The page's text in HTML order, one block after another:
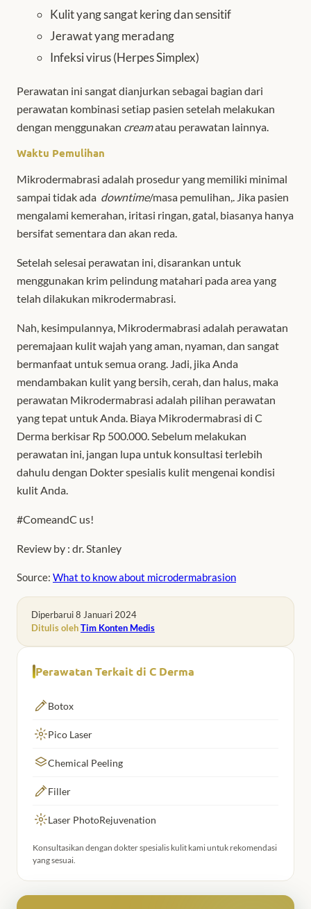
Kulit yang sangat kering dan sensitif
Jerawat yang meradang
Infeksi virus (Herpes Simplex)
Perawatan ini sangat dianjurkan sebagai bagian dari
perawatan kombinasi setiap pasien setelah melakukan
dengan menggunakan creamatau perawatan lainnya.
Waktu Pemulihan
Mikrodermabrasi adalah prosedur yang memiliki minimal
sampai tidak ada downtime/masa pemulihan,. Jika pasien
mengalami kemerahan, iritasi ringan, gatal, biasanya hanya
bersifat sementara dan akan reda.
Setelah selesai perawatan ini, disarankan untuk
menggunakan krim pelindung matahari pada area yang
telah dilakukan mikrodermabrasi.
Nah, kesimpulannya, Mikrodermabrasi adalah perawatan
peremajaan kulit wajah yang aman, nyaman, dan sangat
bermanfaat untuk semua orang. Jadi, jika Anda
mendambakan kulit yang bersih, cerah, dan halus, maka
perawatan Mikrodermabrasi adalah pilihan perawatan
yang tepat untuk Anda. Biaya Mikrodermabrasi di C
Derma berkisar Rp 500.000. Sebelum melakukan
perawatan ini, jangan lupa untuk konsultasi terlebih
dahulu dengan Dokter spesialis kulit mengenai kondisi
kulit Anda.
#ComeandC us!
Review by : dr. Stanley
Source: What to know about microdermabrasion
Diperbarui 8 Januari 2024
Ditulis olehTim Konten Medis
Perawatan Terkait di C Derma
Botox
Pico Laser
Chemical Peeling
Filler
Laser PhotoRejuvenation
Konsultasikan dengan dokter spesialis kulit kami untuk rekomendasi
yang sesuai.